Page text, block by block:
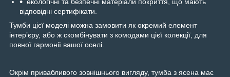
відповідні сертифікати.
Тумби цієї моделі можна замовити як окремий елемент
інтерʼєру, або ж скомбінувати з комодами цієї колекції, для
повної гармонії вашої оселі.
Окрім привабливого зовнішнього вигляду, тумба з ясена має